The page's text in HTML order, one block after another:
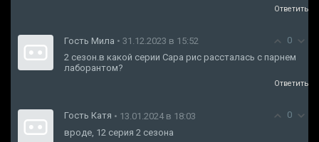
Ответить
0
Гость Мила • 31.12.2023 в 15:52
2 сезон.в какой серии Сара рис рассталась с парнем
лаборантом?
Ответить
0
Гость Катя • 13.01.2024 в 18:03
вроде, 12 серия 2 сезона